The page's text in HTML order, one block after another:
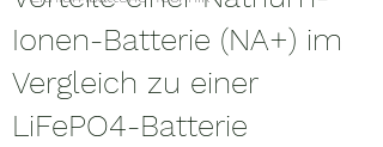
Ionen-Batterie (NA+) im
Vergleich zu einer
LiFePO4-Batterie